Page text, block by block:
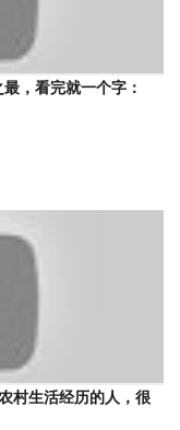
，看完就一个字：
村生活经历的人，很